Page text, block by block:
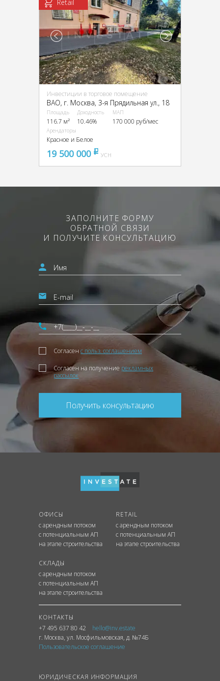
Retail
Инвестиции в торговое помещение
ВАО, г. Москва, 3-я Прядильная ул., 18
Площадь
116.7 м²
Доходность
10.46%
МАП
170 000 руб/мес
Арендаторы
Красное и Белое
19 500 000 pуб
УСН
ЗАПОЛНИТЕ ФОРМУ
ОБРАТНОЙ СВЯЗИ
И ПОЛУЧИТЕ КОНСУЛЬТАЦИЮ
Согласен с польз. соглашением
Согласен на получение рекламных
рассылок
Получить консультацию
ОФИСЫ
с арендным потоком
с потенциальным АП
на этапе строительства
RETAIL
с арендным потоком
с потенциальным АП
на этапе строительства
СКЛАДЫ
с арендным потоком
с потенциальным АП
на этапе строительства
КОНТАКТЫ
+7 495 637 80 42
hello@inv.estate
г. Москва, ул. Мосфильмовская, д. №74Б
Пользовательское соглашение
ЮРИДИЧЕСКАЯ ИНФОРМАЦИЯ